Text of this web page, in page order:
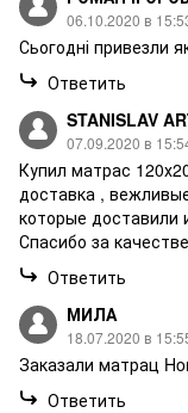
06.10.2020 в
Сьогодні привезли
Ответить
STANISLAV
07.09.2020 в
Купил матрас
доставка ,
которые доставили
Спасибо за
Ответить
МИЛА
18.07.2020 в
Заказали матрац
Ответить